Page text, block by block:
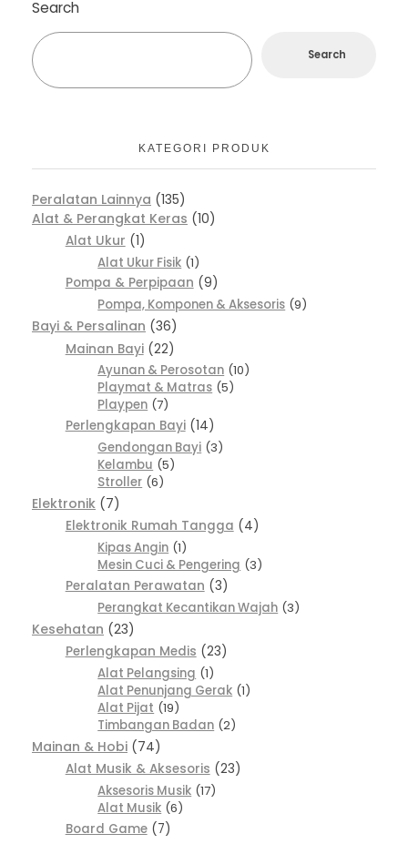
Search
Search
KATEGORI PRODUK
Peralatan Lainnya 135
Alat & Perangkat Keras 10
Alat Ukur
1
Alat Ukur Fisik 1
Pompa & Perpipaan
9
Pompa, Komponen & Aksesoris 9
Bayi & Persalinan 36
Mainan Bayi 22
Ayunan & Perosotan 10
Playmat & Matras 5
Playpen 7
Perlengkapan Bayi 14
Gendongan Bayi 3
Kelambu 5
Stroller 6
Elektronik 7
Elektronik Rumah Tangga
4
Kipas Angin 1
Mesin Cuci & Pengering 3
Peralatan Perawatan
3
Perangkat Kecantikan Wajah 3
Kesehatan 23
Perlengkapan Medis
23
Alat Pelangsing 1
Alat Penunjang Gerak 1
Alat Pijat 19
Timbangan Badan 2
Mainan & Hobi 74
Alat Musik & Aksesoris
23
Aksesoris Musik 17
Alat Musik 6
Board Game
7